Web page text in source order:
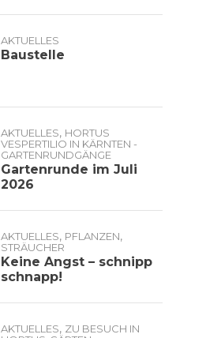
AKTUELLES
Baustelle
AKTUELLES, HORTUS
VESPERTILIO IN KÄRNTEN -
GARTENRUNDGÄNGE
Gartenrunde im Juli
2026
AKTUELLES, PFLANZEN,
STRÄUCHER
Keine Angst – schnipp
schnapp!
AKTUELLES, ZU BESUCH IN